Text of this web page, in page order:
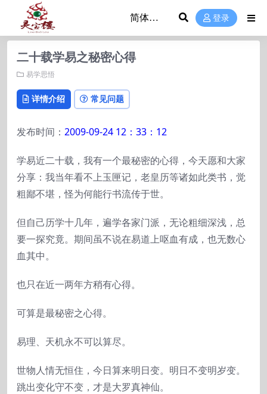
登录
二十载学易之秘密心得
易学思悟
详情介绍 常见问题
发布时间： 2009-09-24 12：33：12
学易近二十载，我有一个最秘密的心得，今天愿和大家
分享：我当年看不上玉匣记，老皇历等诸如此类书，觉
粗鄙不堪，怪为何能行书流传于世。
但自己历学十几年，遍学各家门派，无论粗细深浅，总
要一探究竟。期间虽不说在易道上呕血有成，也无数心
血其中。
也只在近一两年方稍有心得。
可算是最秘密之心得。
易理、天机永不可以算尽。
世物人情无恒住，今日算来明日变。明日不变明岁变。
跳出变化守不变，才是大罗真神仙。